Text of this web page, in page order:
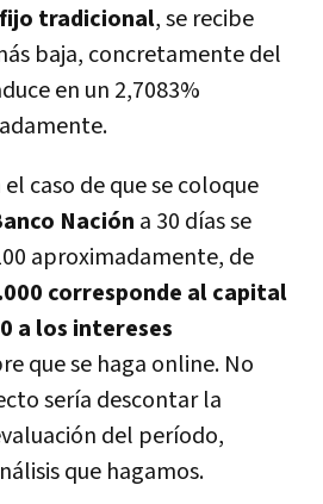
tradicional, se recibe
baja, concretamente del
en un 2,7083%
caso de que se coloque
Nación a 30 días se
aproximadamente, de
corresponde al capital
a los intereses
que se haga online. No
sería descontar la
del período,
que hagamos.